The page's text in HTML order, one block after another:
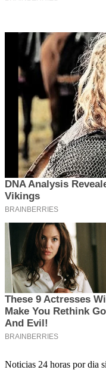
Noticias 24 horas por dia